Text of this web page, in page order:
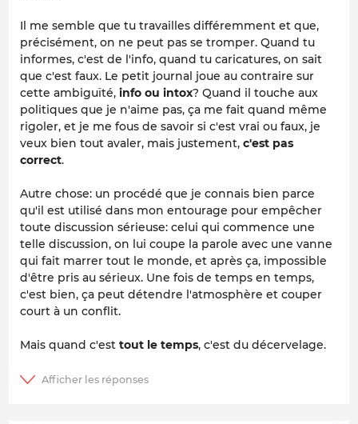
Il me semble que tu travailles différemment et que,
précisément, on ne peut pas se tromper. Quand tu
informes, c'est de l'info, quand tu caricatures, on sait
que c'est faux. Le petit journal joue au contraire sur
cette ambiguïté, info ou intox? Quand il touche aux
politiques que je n'aime pas, ça me fait quand même
rigoler, et je me fous de savoir si c'est vrai ou faux, je
veux bien tout avaler, mais justement, c'est pas
correct.
Autre chose: un procédé que je connais bien parce
qu'il est utilisé dans mon entourage pour empêcher
toute discussion sérieuse: celui qui commence une
telle discussion, on lui coupe la parole avec une vanne
qui fait marrer tout le monde, et après ça, impossible
d'être pris au sérieux. Une fois de temps en temps,
c'est bien, ça peut détendre l'atmosphère et couper
court à un conflit.
Mais quand c'est tout le temps, c'est du décervelage.